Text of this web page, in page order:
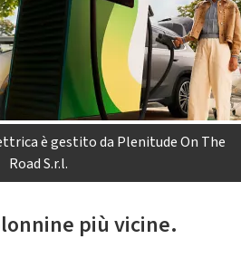
è gestito da Plenitude On The
Road S.r.l.
più vicine.